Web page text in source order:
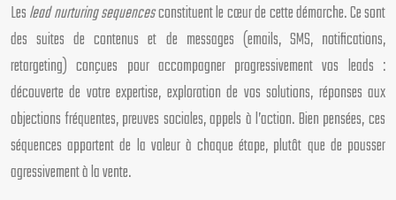
Leslead nurturing sequencesconstituent le cœur de cette démarche. Ce sont
des suites de contenus et de messages (emails, SMS, notifications,
retargeting) conçues pour accompagner progressivement vos leads :
découverte de votre expertise, exploration de vos solutions, réponses aux
objections fréquentes, preuves sociales, appels à l’action. Bien pensées, ces
séquences apportent de la valeur à chaque étape, plutôt que de pousser
agressivement à la vente.